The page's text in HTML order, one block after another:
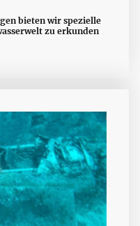
bieten wir spezielle
zu erkunden